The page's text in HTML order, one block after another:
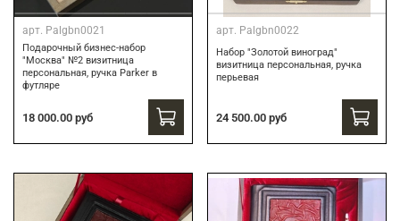
арт. Palgbn0021
Подарочный бизнес-набор
"Москва" №2 визитница
персональная, ручка Parker в
футляре
18 000.00 руб
арт. Palgbn0022
Набор "Золотой виноград"
визитница персональная, ручка
перьевая
24 500.00 руб